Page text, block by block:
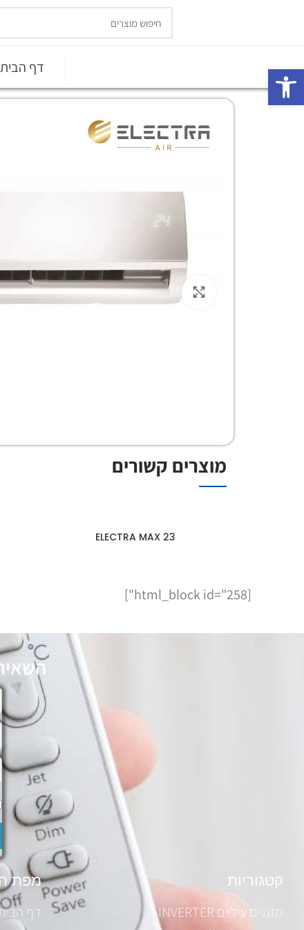
דף הבית
Click to enlarge
מוצרים קשורים
23 ELECTRA MAX
[html_block id="258"]
קטגוריות
מזגנים עיליים INVERTER
מפת
דף
פתח סרגל נגישות